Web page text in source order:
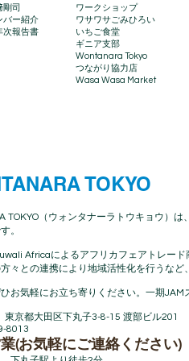
司
バー紹介
次報告書
ワークショップ
ワサワサごみひろい
いちご食堂
ギニア支部
Wontanara Tokyo
​つながり協力店
Wasa Wasa Market​
TOKYO
TOKYO（ウォンタナーラトウキョウ）は
。
Africaによるアフリカフェアトレー
々との連携により地域活性化を行うなど
お気軽にお立ち寄りください。一期JAM
京都大田区下丸子3-8-15 渡部ビル201
8013
(お気軽にご連絡ください)